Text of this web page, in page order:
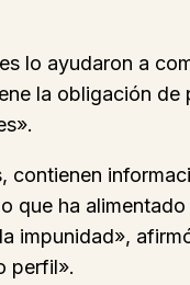
lo ayudaron a
la obligación de
contienen
que ha
impunidad»,
perfil».